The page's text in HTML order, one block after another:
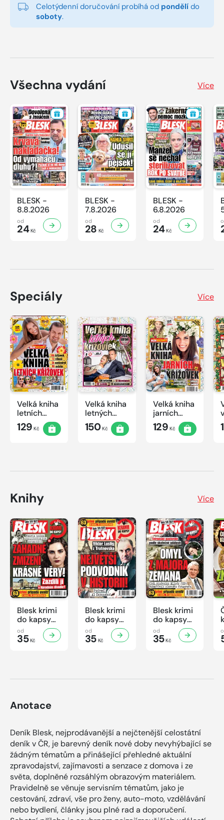
Celotýdenní doručování probíhá od pondělí do
soboty.
Všechna vydání Více
BLESK -
8.8.2026
od
24Kč
BLESK -
7.8.2026
od
28 Kč
BLESK -
6.8.2026
od
24Kč
Speciály Více
Velká kniha
letních
křížovek
2026
129 Kč
Velká kniha
letných
krížoviek s
TV JOJ
150Kč
Velká kniha
jarních
křížovek
2026
129 Kč
Knihy Více
Blesk krimi
do kapsy
č.7/2026
od
35Kč
Blesk krimi
do kapsy
č.6/2026
od
35Kč
Blesk krimi
do kapsy
č.5/2026
od
35Kč
Anotace
Deník Blesk, nejprodávanější a nejčtenější celostátní
deník v ČR, je barevný deník nové doby nevyhýbající se
žádným tématům a přinášející přehledné aktuální
zpravodajství, zajímavosti a senzace z domova i ze
světa, doplněné rozsáhlým obrazovým materiálem.
Pravidelně se věnuje servisním tématům, jako je
cestování, zdraví, vše pro ženy, auto-moto, vzdělávání
nebo bydlení, články jsou plné rad a doporučení.